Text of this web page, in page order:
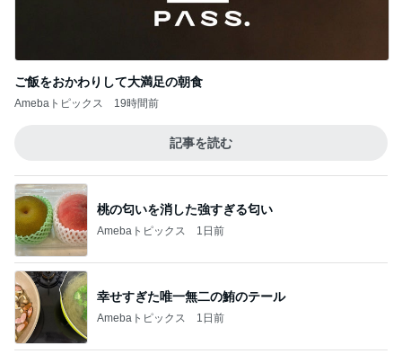
ご飯をおかわりして大満足の朝食
Amebaトピックス 19時間前
記事を読む
桃の匂いを消した強すぎる匂い
Amebaトピックス 1日前
幸せすぎた唯一無二の鮪のテール
Amebaトピックス 1日前